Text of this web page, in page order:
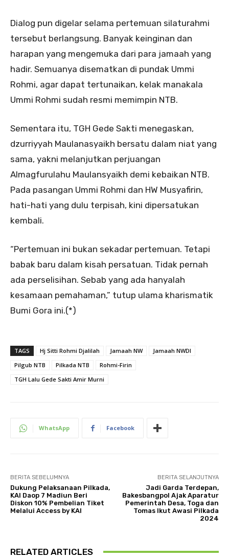
Dialog pun digelar selama pertemuan silaturahmi
tersebut berlangsung. Banyak keinginan dan
harapan yang mengemuka dari para jamaah yang
hadir. Semuanya disematkan di pundak Ummi
Rohmi, agar dapat tertunaikan, kelak manakala
Ummi Rohmi sudah resmi memimpin NTB.
Sementara itu, TGH Gede Sakti menegaskan,
dzurriyyah Maulanasyaikh bersatu dalam niat yang
sama, yakni melanjutkan perjuangan
Almagfurulahu Maulansyaikh demi kebaikan NTB.
Pada pasangan Ummi Rohmi dan HW Musyafirin,
hati-hati yang dulu terpisah, kini dipersatukan
kembali.
“Pertemuan ini bukan sekadar pertemuan. Tetapi
babak baru dalam kisah persatuan. Tidak pernah
ada perselisihan. Sebab yang ada hanyalah
kesamaan pemahaman,” tutup ulama kharismatik
Bumi Gora ini.(*)
TAGS Hj Sitti Rohmi Djalilah Jamaah NW
Jamaah NWDI
Pilgub NTB
Pilkada NTB
Rohmi-Firin
TGH Lalu Gede Sakti Amir Murni
WhatsApp Facebook
BERITA SEBELUMNYA
Dukung Pelaksanaan Pilkada,
KAI Daop 7 Madiun Beri
Diskon 10% Pembelian Tiket
Melalui Access by KAI
BERITA SELANJUTNYA
Jadi Garda Terdepan,
Bakesbangpol Ajak Aparatur
Pemerintah Desa, Toga dan
Tomas Ikut Awasi Pilkada
2024
RELATED ARTICLES